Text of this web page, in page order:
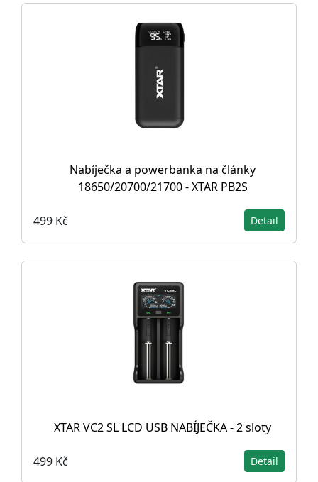
Nabíječka a powerbanka na články
18650/20700/21700 - XTAR PB2S
499 Kč Detail
XTAR VC2 SL LCD USB NABÍJEČKA - 2 sloty
499 Kč Detail